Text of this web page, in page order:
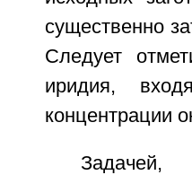
существенно
Следует
иридия,
концентрации